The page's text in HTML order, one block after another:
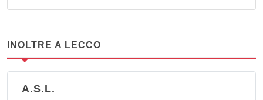
INOLTRE A LECCO
A.S.L.